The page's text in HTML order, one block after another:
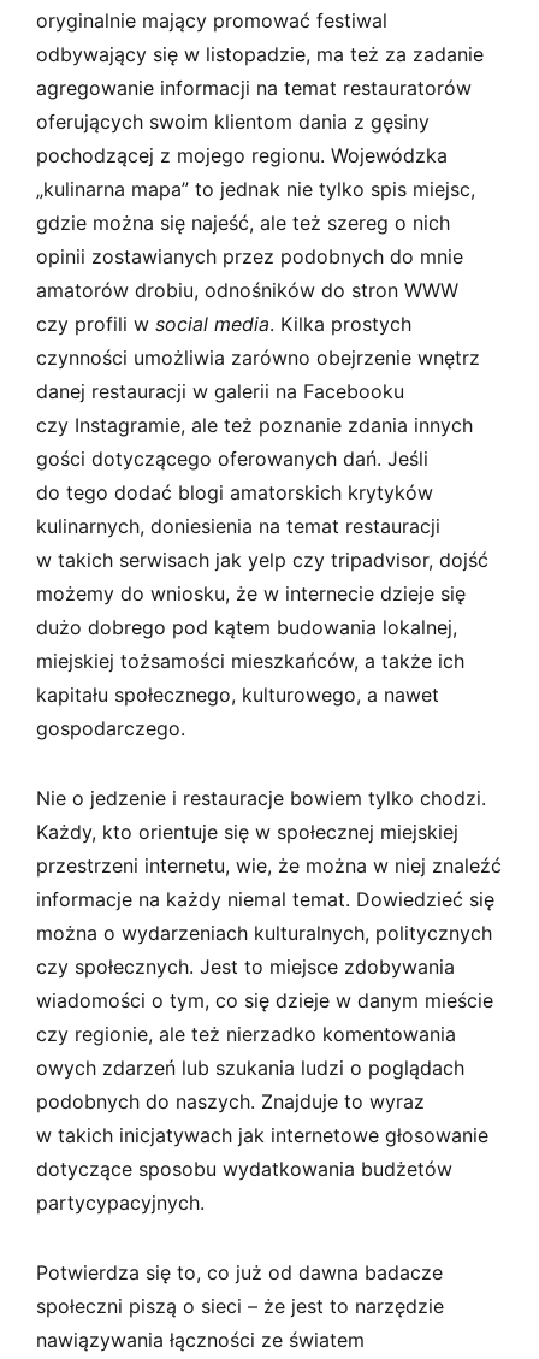
oryginalnie mający promować festiwal
odbywający się w listopadzie, ma też za zadanie
agregowanie informacji na temat restauratorów
oferujących swoim klientom dania z gęsiny
pochodzącej z mojego regionu. Wojewódzka
„kulinarna mapa” to jednak nie tylko spis miejsc,
gdzie można się najeść, ale też szereg o nich
opinii zostawianych przez podobnych do mnie
amatorów drobiu, odnośników do stron WWW
czy profili w social media. Kilka prostych
czynności umożliwia zarówno obejrzenie wnętrz
danej restauracji w galerii na Facebooku
czy Instagramie, ale też poznanie zdania innych
gości dotyczącego oferowanych dań. Jeśli
do tego dodać blogi amatorskich krytyków
kulinarnych, doniesienia na temat restauracji
w takich serwisach jak yelp czy tripadvisor, dojść
możemy do wniosku, że w internecie dzieje się
dużo dobrego pod kątem budowania lokalnej,
miejskiej tożsamości mieszkańców, a także ich
kapitału społecznego, kulturowego, a nawet
gospodarczego.
Nie o jedzenie i restauracje bowiem tylko chodzi.
Każdy, kto orientuje się w społecznej miejskiej
przestrzeni internetu, wie, że można w niej znaleźć
informacje na każdy niemal temat. Dowiedzieć się
można o wydarzeniach kulturalnych, politycznych
czy społecznych. Jest to miejsce zdobywania
wiadomości o tym, co się dzieje w danym mieście
czy regionie, ale też nierzadko komentowania
owych zdarzeń lub szukania ludzi o poglądach
podobnych do naszych. Znajduje to wyraz
w takich inicjatywach jak internetowe głosowanie
dotyczące sposobu wydatkowania budżetów
partycypacyjnych.
Potwierdza się to, co już od dawna badacze
społeczni piszą o sieci – że jest to narzędzie
nawiązywania łączności ze światem